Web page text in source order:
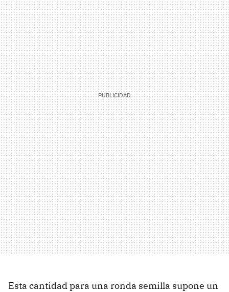
Esta cantidad para una ronda semilla supone un